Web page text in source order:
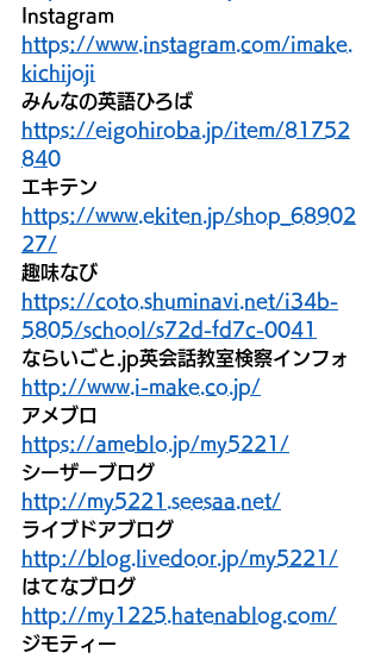
Instagram
https://www.instagram.com/imake.
kichijoji
みんなの英語ひろば
https://eigohiroba.jp/item/81752
840
エキテン
https://www.ekiten.jp/shop_68902
27/
趣味なび
https://coto.shuminavi.net/i34b-
5805/school/s72d-fd7c-0041
ならいごと.jp英会話教室検察インフォ
http://www.i-make.co.jp/
アメブロ
https://ameblo.jp/my5221/
シーザーブログ
http://my5221.seesaa.net/
ライブドアブログ
http://blog.livedoor.jp/my5221/
はてなブログ
http://my1225.hatenablog.com/
ジモティー